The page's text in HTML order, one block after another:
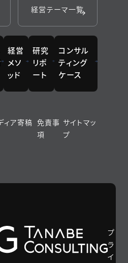
経営テーマ一覧
経営
メソ
ッド
研究
リポ
ート
コンサル
ティング
ケース
ィア寄稿 免責事
項
サイトマッ
プ
プ
ラ
イ